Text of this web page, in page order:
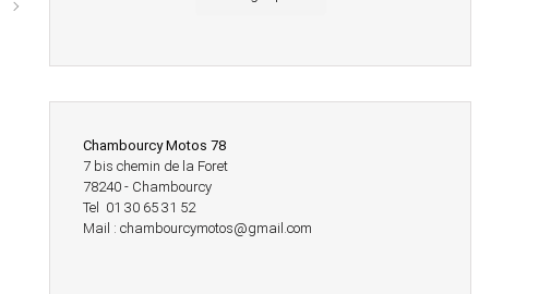
Chambourcy Motos 78
7 bis chemin de la Foret
78240 - Chambourcy
Tel 01 30 65 31 52
Mail : chambourcymotos@gmail.com